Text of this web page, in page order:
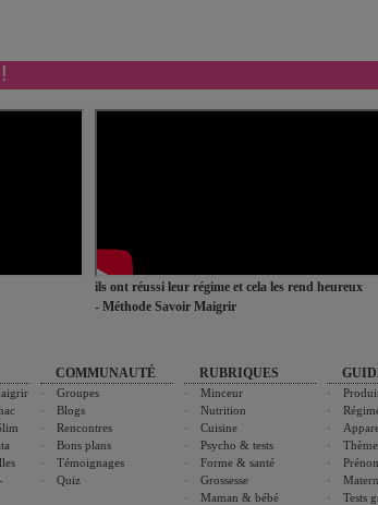
ils ont réussi leur régime et cela les rend heureux
- Méthode Savoir Maigrir
COMMUNAUTÉ
Groupes
Blogs
Rencontres
Bons plans
Témoignages
Quiz
RUBRIQUES
Minceur
Nutrition
Cuisine
Psycho & tests
Forme & santé
Grossesse
Maman & bébé
Tests